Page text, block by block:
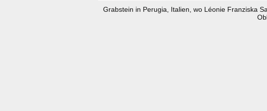
Grabstein in Perugia, Italien, wo Léonie Franziska